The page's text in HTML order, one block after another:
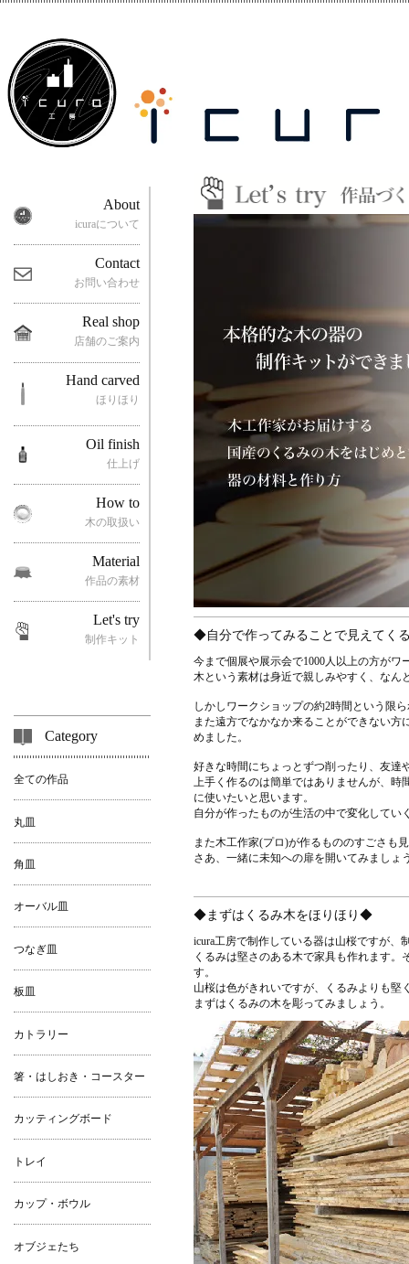
◆自分で作ってみることで見えてく
今まで個展や展示会で1000人以上の方がワ
木という素材は身近で親しみやすく、なん
しかしワークショップの約2時間という限
また遠方でなかなか来ることができない
めました。
好きな時間にちょっとずつ削ったり、友達
上手く作るのは簡単ではありませんが、時
に使いたいと思います。
自分が作ったものが生活の中で変化して
また木工作家(プロ)が作るもののすごさも
さあ、一緒に未知への扉を開いてみましょ
◆まずはくるみ木をほりほり◆
icura工房で制作している器は山桜ですが
くるみは堅さのある木で家具も作れます
す。
山桜は色がきれいですが、くるみよりも堅
まずはくるみの木を彫ってみましょう。
About
icuraについて
Contact
お問い合わせ
Real shop
店舗のご案内
Hand carved
ほりほり
Oil finish
仕上げ
How to
木の取扱い
Material
作品の素材
Let's try
制作キット
Category
全ての作品
丸皿
角皿
オーバル皿
つなぎ皿
板皿
カトラリー
箸・はしおき・コースター
カッティングボード
トレイ
カップ・ボウル
オブジェたち